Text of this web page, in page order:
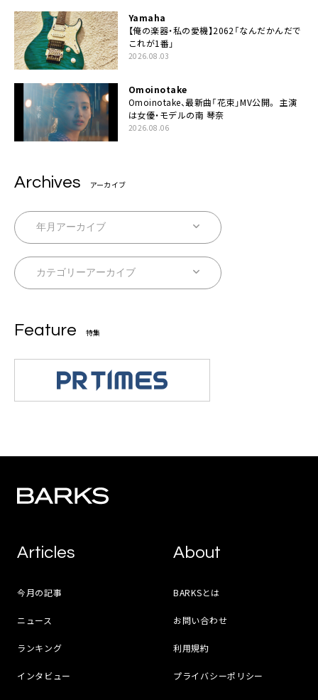
Yamaha
【俺の楽器・私の愛機】2062「なんだかんだで
これが1番」
2026.08.03
Omoinotake
Omoinotake、最新曲「花束」MV公開。 主演
は女優・モデルの南 琴奈
2026.08.06
Archives アーカイブ
Feature 特集
Articles
今月の記事
ニュース
ランキング
インタビュー
About
BARKSとは
お問い合わせ
利用規約
プライバシーポリシー